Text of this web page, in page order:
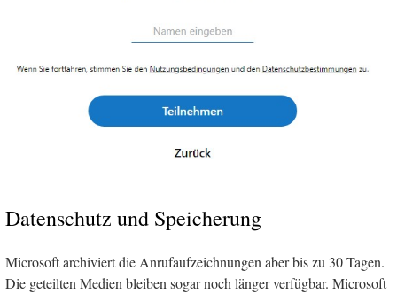
Datenschutz und Speicherung
Microsoft archiviert die Anrufaufzeichnungen aber bis zu 30 Tagen.
Die geteilten Medien bleiben sogar noch länger verfügbar. Microsoft